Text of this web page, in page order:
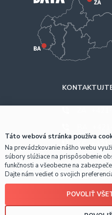
KE
OBCHODNÉ INFO
Prečo nakúpiť u nás?
Táto webová stránka používa
Na prevádzkovanie nášho webu
súbory slúžiace na prispôsobenie
funkčnosti a všeobecne na
Dajte nám vedieť o svojich
POVOLIŤ